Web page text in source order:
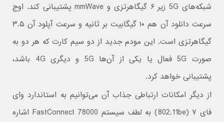
شبکه‌های 5G زیر ۶ گیگاهرتزی و mmWave پشتیبانی کند. اوج
سرعت دانلود آن هم ۱۰ گیگابیت بر ثانیه و سرعت آپلود آن ۳.۵
گیگاهرتزی است. این مودم جدید از دو سیم کارت که هر دو به
صورت 5G فعال یا یکی از آن‌ها 5G و دیگری 4G باشد،
پشتیبانی خواهد کرد.
از دیگر امکانات ارتباطی جذاب آن می‌توانیم به استاندارد وای
فای ۷ (802.11be) به لطف سیستم FastConnect 78000 اشاره